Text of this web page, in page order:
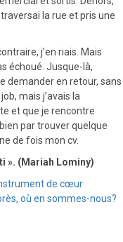
la rue et pris une
j’en riais. Mais
échoué. Jusque-là,
demander en retour, sans
mais j’avais la
et que je rencontre
par trouver quelque
de fois mon cv.
». (Mariah Lominy)
de cœur
où en sommes-nous?